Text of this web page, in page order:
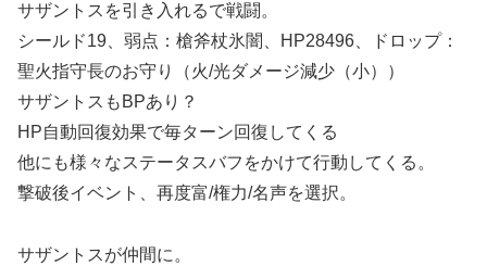
サザントスを引き入れるで戦闘。
シールド19、弱点：槍斧杖氷闇、HP28496、ドロップ：
聖火指守長のお守り（火/光ダメージ減少（小））
サザントスもBPあり？
HP自動回復効果で毎ターン回復してくる
他にも様々なステータスバフをかけて行動してくる。
撃破後イベント、再度富/権力/名声を選択。
サザントスが仲間に。